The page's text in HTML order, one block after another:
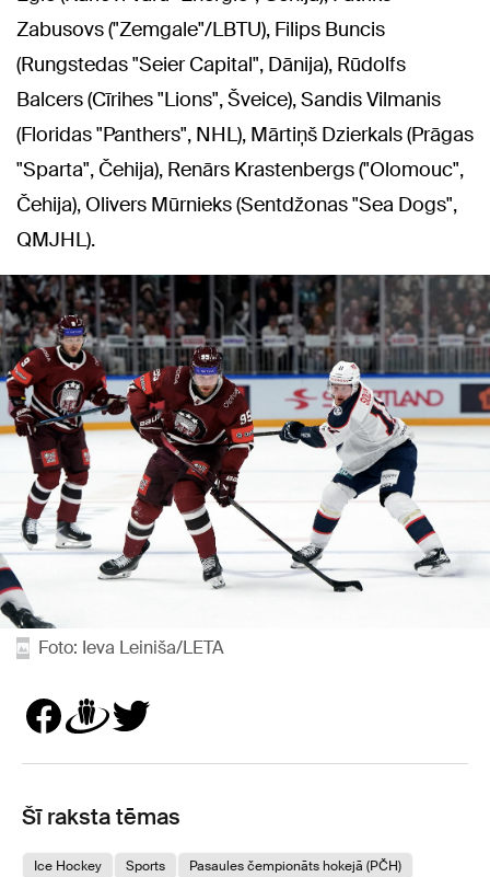
Zabusovs ("Zemgale"/LBTU), Filips Buncis
(Rungstedas "Seier Capital", Dānija), Rūdolfs
Balcers (Cīrihes "Lions", Šveice), Sandis Vilmanis
(Floridas "Panthers", NHL), Mārtiņš Dzierkals (Prāgas
"Sparta", Čehija), Renārs Krastenbergs ("Olomouc",
Čehija), Olivers Mūrnieks (Sentdžonas "Sea Dogs",
QMJHL).
Foto: Ieva Leiniša/LETA
Šī raksta tēmas
Ice Hockey Sports Pasaules čempionāts hokejā (PČH)